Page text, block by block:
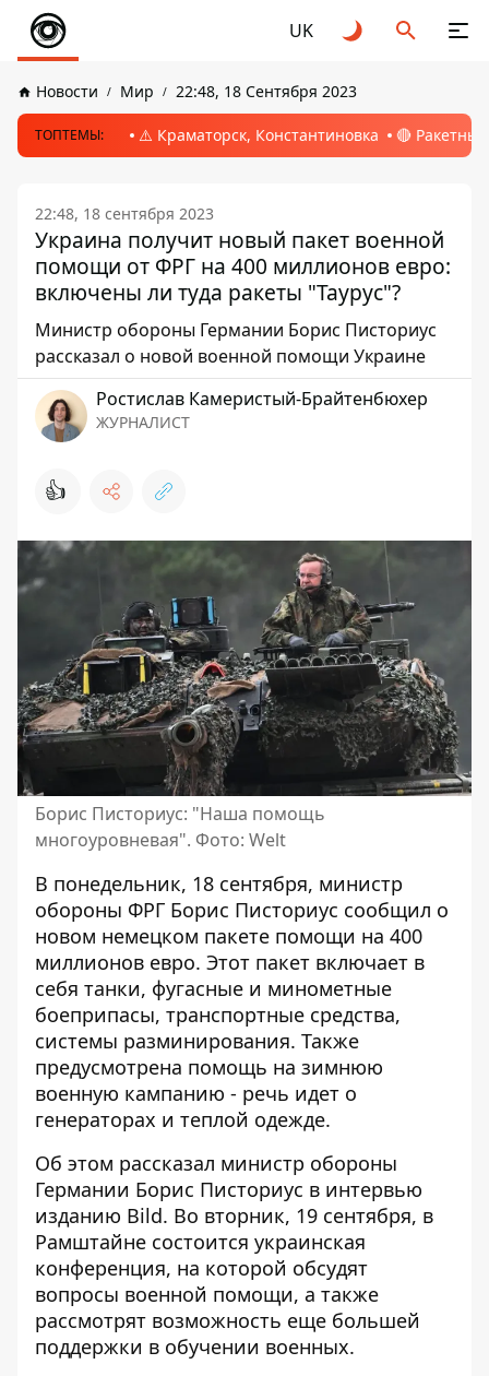
UK
Новости Мир 22:48, 18 Сентября 2023
ТОПТЕМЫ: ⚠️ Краматорск, Константиновка 🔴
22:48, 18 сентября 2023
Украина получит новый пакет военной
помощи от ФРГ на 400 миллионов евро:
включены ли туда ракеты "Таурус"?
Министр обороны Германии Борис Писториус
рассказал о новой военной помощи Украине
Ростислав Камеристый-Брайтенбюхер
ЖУРНАЛИСТ
👍
Борис Писториус: "Наша помощь
многоуровневая". Фото: Welt
В понедельник, 18 сентября, министр
обороны ФРГ Борис Писториус сообщил о
новом немецком пакете помощи на 400
миллионов евро. Этот пакет включает в
себя танки, фугасные и минометные
боеприпасы, транспортные средства,
системы разминирования. Также
предусмотрена помощь на зимнюю
военную кампанию - речь идет о
генераторах и теплой одежде.
Об этом рассказал министр обороны
Германии Борис Писториус в интервью
изданию Bild. Во вторник, 19 сентября, в
Рамштайне состоится украинская
конференция, на которой обсудят
вопросы военной помощи, а также
рассмотрят возможность еще большей
поддержки в обучении военных.